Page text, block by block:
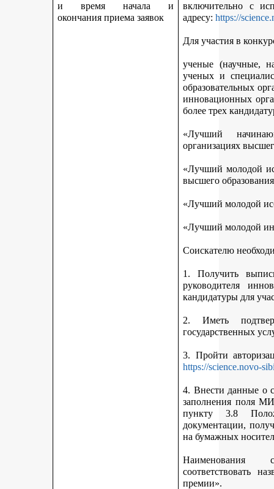
и время начала и
окончания приема заявок
включительно с
адресу:https://
Для участия в
ученые (научные,
ученых и
образовательных
инновационных
более трех
«Лучший
организациях
«Лучший молодой
высшего
«Лучший молодой
«Лучший молодой
Соискателю
1. Получить
руководителя
кандидатуры для
2. Иметь
государственных
3. Пройти
https://science.novo-
4. Внести данные о
заполнения поля
пункту 3.8
документации,
на бумажных
Наименования
соответствовать
премии».